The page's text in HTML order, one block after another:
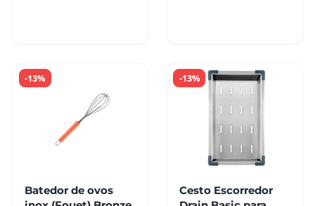
-13%
Batedor de ovos
-13%
Cesto Escorredor